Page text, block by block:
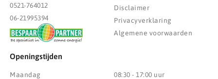
0521-764012
06-21995394
Disclaimer
Privacyverklaring
Algemene voorwaarden
Openingstijden
Maandag
08:30 - 17:00 uur